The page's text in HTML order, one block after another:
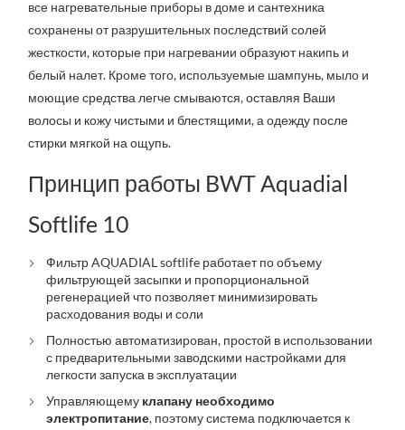
все нагревательные приборы в доме и сантехника
сохранены от разрушительных последствий солей
жесткости, которые при нагревании образуют накипь и
белый налет. Кроме того, используемые шампунь, мыло и
моющие средства легче смываются, оставляя Ваши
волосы и кожу чистыми и блестящими, а одежду после
стирки мягкой на ощупь.
Принцип работы BWT Aquadial
Softlife 10
Фильтр AQUADIAL softlife работает по объему
фильтрующей засыпки и пропорциональной
регенерацией что позволяет минимизировать
расходования воды и соли
Полностью автоматизирован, простой в использовании
с предварительными заводскими настройками для
легкости запуска в эксплуатации
Управляющему клапану необходимо
электропитание, поэтому система подключается к